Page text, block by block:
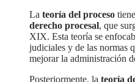
La teoría del proceso
derecho procesal, que
XIX. Esta teoría se
judiciales y de las normas
mejorar la administración
Posteriormente, la teoría